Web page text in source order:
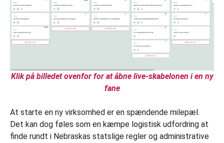
Klik på billedet ovenfor for at åbne live-skabelonen i en ny
fane
At starte en ny virksomhed er en spændende milepæl.
Det kan dog føles som en kæmpe logistisk udfordring at
finde rundt i Nebraskas statslige regler og administrative